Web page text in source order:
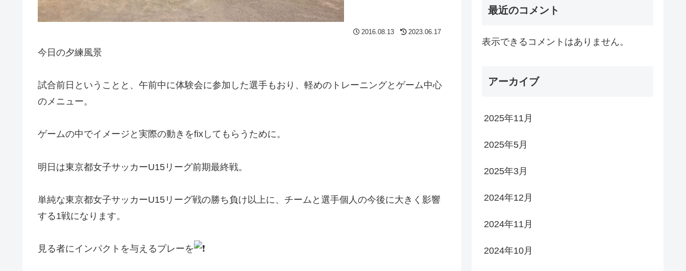
2016.08.13 2023.06.17
今日の夕練風景
試合前日ということと、午前中に体験会に参加した選手もおり、軽めのトレーニングとゲーム中心
のメニュー。
ゲームの中でイメージと実際の動きをfixしてもらうために。
明日は東京都女子サッカーU15リーグ前期最終戦。
単純な東京都女子サッカーU15リーグ戦の勝ち負け以上に、チームと選手個人の今後に大きく影響
する1戦になります。
見る者にインパクトを与えるプレーを
最近のコメント
表示できるコメントはありません。
アーカイブ
2025年11月
2025年5月
2025年3月
2024年12月
2024年11月
2024年10月